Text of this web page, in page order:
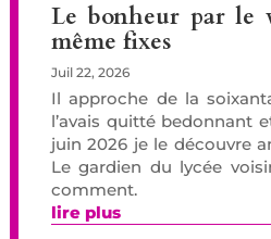
Le bonheur par le
même fixes
Juil 22, 2026
Il approche de la
l’avais quitté bedonnant
juin 2026 je le découvre
Le gardien du lycée
comment.
lire plus